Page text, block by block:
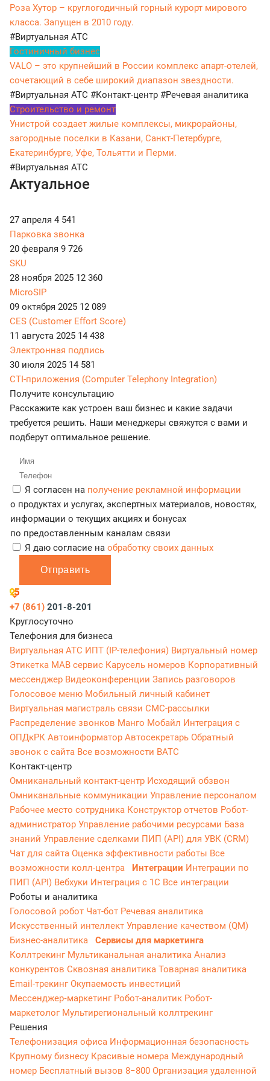
Роза Хутор – круглогодичный горный курорт мирового
класса. Запущен в 2010 году.
#Виртуальная АТС
Гостиничный бизнес
VALO – это крупнейший в России комплекс апарт-отелей,
сочетающий в себе широкий диапазон звездности.
#Виртуальная АТС #Контакт-центр #Речевая аналитика
Строительство и ремонт
Унистрой создает жилые комплексы, микрорайоны,
загородные поселки в Казани, Санкт-Петербурге,
Екатеринбурге, Уфе, Тольятти и Перми.
#Виртуальная АТС
Актуальное
27 апреля 4 541
Парковка звонка
20 февраля 9 726
SKU
28 ноября 2025 12 360
MicroSIP
09 октября 2025 12 089
CES (Customer Effort Score)
11 августа 2025 14 438
Электронная подпись
30 июля 2025 14 581
CTI-приложения (Computer Telephony Integration)
Получите консультацию
Расскажите как устроен ваш бизнес и какие задачи
требуется решить. Наши менеджеры свяжутся с вами и
подберут оптимальное решение.
Я согласен на получение рекламной информации
о продуктах и услугах, экспертных материалов, новостях,
информации о текущих акциях и бонусах
по предоставленным каналам связи
Я даю согласие на обработку своих данных
Отправить
+7 (861) 201-8-201
Круглосуточно
Телефония для бизнеса
Виртуальная АТС ИПТ (IP-телефония) Виртуальный номер
Этикетка МАВ сервис Карусель номеров Корпоративный
мессенджер Видеоконференции Запись разговоров
Голосовое меню Мобильный личный кабинет
Виртуальная магистраль связи СМС-рассылки
Распределение звонков Манго Мобайл Интеграция с
ОПДкРК Автоинформатор Автосекретарь Обратный
звонок с сайта Все возможности ВАТС
Контакт-центр
Омниканальный контакт-центр Исходящий обзвон
Омниканальные коммуникации Управление персоналом
Рабочее место сотрудника Конструктор отчетов Робот-
администратор Управление рабочими ресурсами База
знаний Управление сделками ПИП (API) для УВК (CRM)
Чат для сайта Оценка эффективности работы Все
возможности колл-центра
Интеграции Интеграции по
ПИП (API) Вебхуки Интеграция с 1С Все интеграции
Роботы и аналитика
Голосовой робот Чат-бот Речевая аналитика
Искусственный интеллект Управление качеством (QM)
Бизнес-аналитика
Сервисы для маркетинга
Коллтрекинг Мультиканальная аналитика Анализ
конкурентов Сквозная аналитика Товарная аналитика
Email-трекингОкупаемость инвестиций
Мессенджер‑маркетинг Робот-аналитик Робот-
маркетолог Мультирегиональный коллтрекинг
Решения
Телефонизация офиса Информационная безопасность
Крупному бизнесу Красивые номера Международный
номер Бесплатный вызов 8−800 Организация удаленной